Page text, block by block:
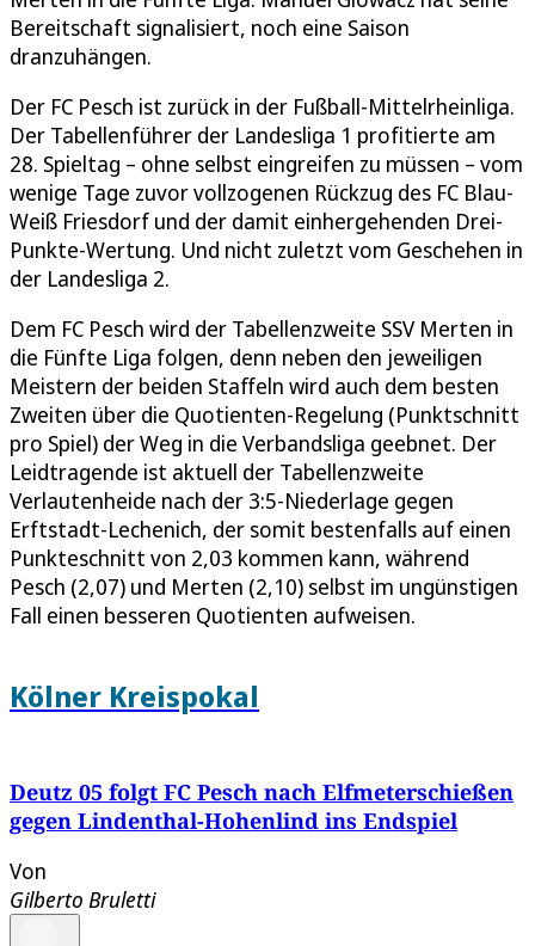
Bereitschaft signalisiert, noch eine Saison
dranzuhängen.
Der FC Pesch ist zurück in der Fußball-Mittelrheinliga.
Der Tabellenführer der Landesliga 1 profitierte am
28. Spieltag – ohne selbst eingreifen zu müssen – vom
wenige Tage zuvor vollzogenen Rückzug des FC Blau-
Weiß Friesdorf und der damit einhergehenden Drei-
Punkte-Wertung. Und nicht zuletzt vom Geschehen in
der Landesliga 2.
Dem FC Pesch wird der Tabellenzweite SSV Merten in
die Fünfte Liga folgen, denn neben den jeweiligen
Meistern der beiden Staffeln wird auch dem besten
Zweiten über die Quotienten-Regelung (Punktschnitt
pro Spiel) der Weg in die Verbandsliga geebnet. Der
Leidtragende ist aktuell der Tabellenzweite
Verlautenheide nach der 3:5-Niederlage gegen
Erftstadt-Lechenich, der somit bestenfalls auf einen
Punkteschnitt von 2,03 kommen kann, während
Pesch (2,07) und Merten (2,10) selbst im ungünstigen
Fall einen besseren Quotienten aufweisen.
Kölner Kreispokal
Deutz 05 folgt FC Pesch nach Elfmeterschießen
gegen Lindenthal-Hohenlind ins Endspiel
Von
Gilberto Bruletti